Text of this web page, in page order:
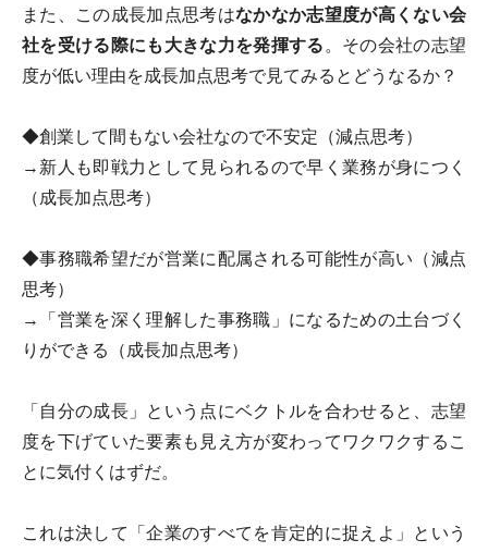
また、この成長加点思考はなかなか志望度が高くない会
社を受ける際にも大きな力を発揮する。その会社の志望
度が低い理由を成長加点思考で見てみるとどうなるか？
◆創業して間もない会社なので不安定（減点思考）
→新人も即戦力として見られるので早く業務が身につく
（成長加点思考）
◆事務職希望だが営業に配属される可能性が高い（減点
思考）
→「営業を深く理解した事務職」になるための土台づく
りができる（成長加点思考）
「自分の成長」という点にベクトルを合わせると、志望
度を下げていた要素も見え方が変わってワクワクするこ
とに気付くはずだ。
これは決して「企業のすべてを肯定的に捉えよ」という